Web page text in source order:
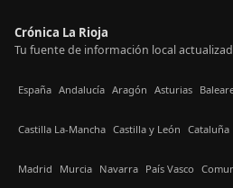
Crónica La Rioja
Tu fuente de información local
España Andalucía Aragón Asturias
Castilla La-Mancha Castilla y León Cataluña
Madrid Murcia Navarra País Vasco